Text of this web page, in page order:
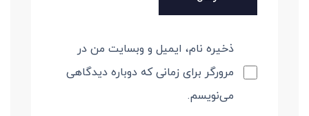
ذخیره نام، ایمیل و وبسایت من در
مرورگر برای زمانی که دوباره دیدگاهی
می‌نویسم.